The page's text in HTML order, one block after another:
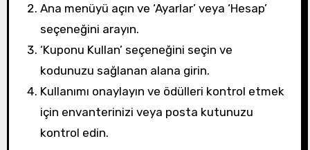
Ana menüyü açın ve ‘Ayarlar’ veya ‘Hesap’
seçeneğini arayın.
‘Kuponu Kullan’ seçeneğini seçin ve
kodunuzu sağlanan alana girin.
Kullanımı onaylayın ve ödülleri kontrol etmek
için envanterinizi veya posta kutunuzu
kontrol edin.